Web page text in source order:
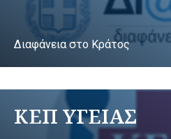
Διαφάνεια στο Κράτος
ΚΕΠ ΥΓΕΙΑΣ